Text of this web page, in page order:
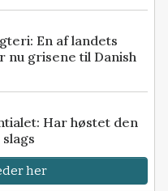
En af landets
grisene til Danish
Har høstet den
her